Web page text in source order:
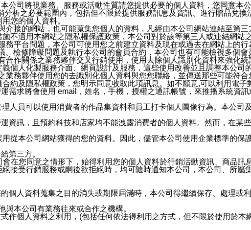
公司將視業務、服務或活動性質請您提供必要的個人資料，您同意本
析之必要範圍內，包括但不限於提供服務訊息及資訊、進行贈品兌
您的個人資料。
接的網站，也可能蒐集您個人的資料，凡經由本公司網站連結至第
不適用本網站之隱私權保護政策，本公司對於該等第三人或連結網站
平台問題，本公司可使用您之前建立資料及現在或過去在網站上的
檢修障礙問題及執行本公司的會員合約，本公司也有可能檢視多個會
作關係之業務夥伴交叉行銷使用，使用去除個人識別化資料來強化
個人化製服務介面、網頁設計及服務，這些使用改善並且調整本公司
務夥伴使用您的去識別化個人資料與您您聯絡，並傳送那些可能符
約及隱私權政策，您明示同意收取此項訊息。如不願意,可以利用電子
需求將會使用 email，姓名，手機，授權之通訊帳號，來推播系統資
人員可以使用消費者的作品集資料和員工打卡個人圖像行為。本公司
資訊，且預約科技和店家均不能洩露消費者的個人資料。然而，在某
從本公司網站獲得的您的資料。因此，儘管本公司使用企業標準的保
第三方。
在您同意之情形下，始得利用您的個人資料於行銷活動資訊、商品訊
接受行銷服務或嗣後欲拒絕時，均可隨時通知本公司，本公司、所屬
人資料蒐集之目的消失或期限屆滿時，本公司得繼續保存、處理或利
本公司有業務往來或合作之機構。
作個人資料之利用，(包括任何依法得利用之方式，但不限於使用於本